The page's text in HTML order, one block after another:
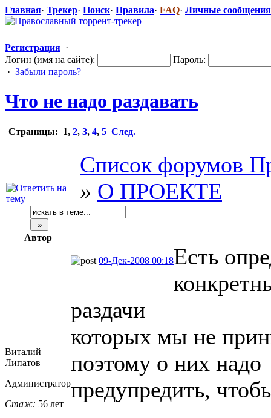
Главная· Трекер· Поиск· Правила· FAQ· Личные сообщения
Регистрация ·
Логин (имя на сайте):
Пароль:
· Забыли пароль?
Что не надо раздавать
Страницы: 1, 2, 3, 4, 5 След.
Список форумов
» О ПРОЕКТЕ
Автор
Виталий
Липатов
Администратор
Стаж: 56 лет
09-Дек-2008 00:18Есть
раздачи
которых мы не
поэтому о них надо
предупредить,